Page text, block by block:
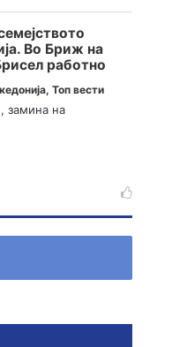
Во Бриж на
работно
,Топ вести
замина на